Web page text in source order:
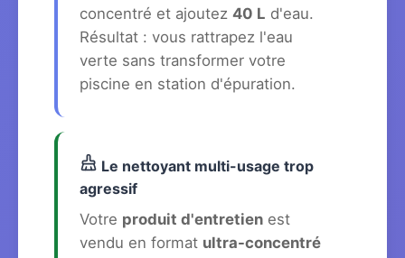
concentré et ajoutez 40 L d'eau.
Résultat : vous rattrapez l'eau
verte sans transformer votre
piscine en station d'épuration.
Le nettoyant multi-usage trop
agressif
Votre produit d'entretien est
vendu en format ultra-concentré